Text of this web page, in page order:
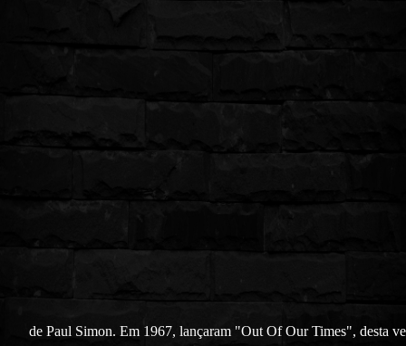
de Paul Simon. Em 1967, lançaram "Out Of Our Times", desta